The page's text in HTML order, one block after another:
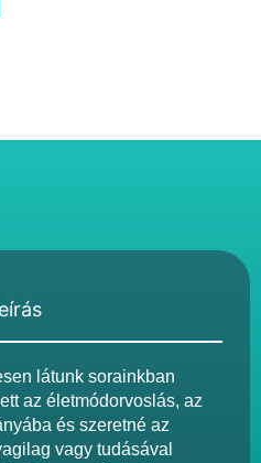
látunk sorainkban
az életmódorvoslás, az
és szeretné az
vagy tudásával